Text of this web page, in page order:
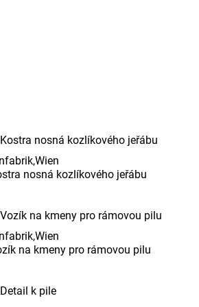
nosná kozlíkového jeřábu
na kmeny pro rámovou pilu